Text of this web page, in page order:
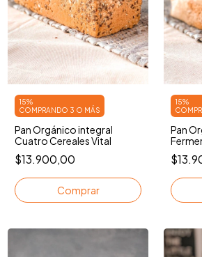
15%
COMPRANDO 3 O MÁS
Pan Orgánico integral
Cuatro Cereales Vital
$13.900,00
Comprar
15%
Pan